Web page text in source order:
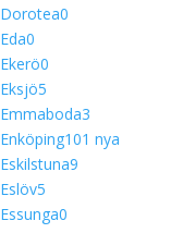
Dorotea0
Eda0
Ekerö0
Eksjö5
Emmaboda3
Enköping101 nya
Eskilstuna9
Eslöv5
Essunga0